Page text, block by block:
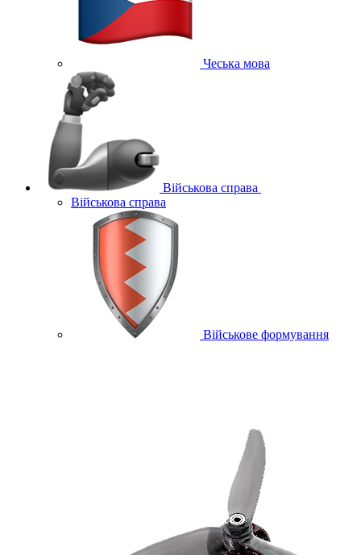
Чеська мова
Військова справа
Військова справа
Військове формування